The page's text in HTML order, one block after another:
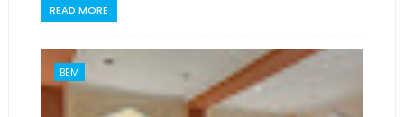
READ MORE
BEM